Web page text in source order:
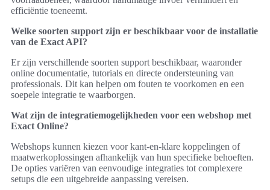
efficiëntie toeneemt.
Welke soorten support zijn er beschikbaar voor de installatie
van de Exact API?
Er zijn verschillende soorten support beschikbaar, waaronder
online documentatie, tutorials en directe ondersteuning van
professionals. Dit kan helpen om fouten te voorkomen en een
soepele integratie te waarborgen.
Wat zijn de integratiemogelijkheden voor een webshop met
Exact Online?
Webshops kunnen kiezen voor kant-en-klare koppelingen of
maatwerkoplossingen afhankelijk van hun specifieke behoeften.
De opties variëren van eenvoudige integraties tot complexere
setups die een uitgebreide aanpassing vereisen.